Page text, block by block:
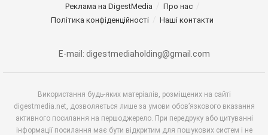
Реклама на DigestMedia
Про нас
Політика конфіденційності
Наші контакти
E-mail: digestmediaholding@gmail.com
Використання будь-яких матеріалів, розміщених на сайті
digestmedia.net, дозволяється лише за умови обов’язкового вказання
активного посилання на першоджерело. При передруку або цитуванні
інформації посилання має бути відкритим для пошукових систем і не